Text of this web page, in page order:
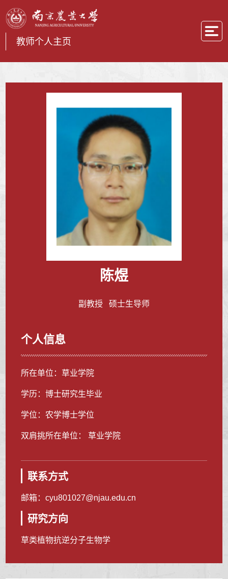
教师个人主页
陈煜
副教授 硕士生导师
个人信息
所在单位：草业学院
学历：博士研究生毕业
学位：农学博士学位
双肩挑所在单位： 草业学院
联系方式
邮箱：cyu801027@njau.edu.cn
研究方向
草类植物抗逆分子生物学